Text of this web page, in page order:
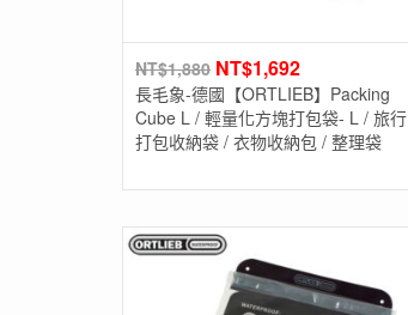
NT$1,880 NT$1,692
長毛象-德國【ORTLIEB】Packing
Cube L / 輕量化方塊打包袋- L / 旅行
打包收納袋 / 衣物收納包 / 整理袋